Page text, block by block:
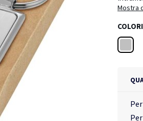
Mostra